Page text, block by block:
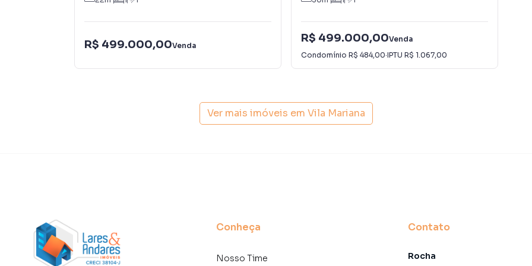
Conveniência com Vending Machines
Espaço Delivery
Espaço Funcional
Piscina com Solarium
R$ 499.000,00Venda
R$ 499.000,00Venda
Condomínio R$ 484,00·IPTU R$ 1.067,00
Ver mais imóveis em Vila Mariana
Conheça
Nosso Time
Contato
Rocha